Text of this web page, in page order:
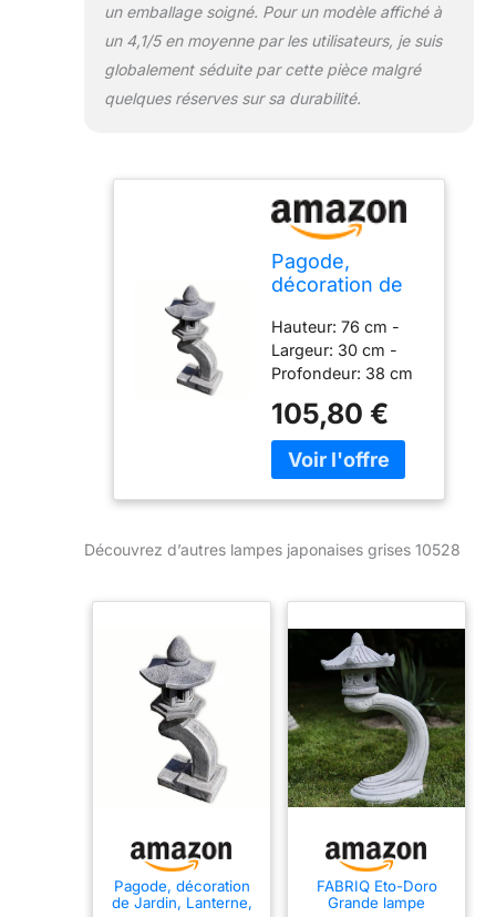
un emballage soigné. Pour un modèle affiché à
un 4,1/5 en moyenne par les utilisateurs, je suis
globalement séduite par cette pièce malgré
quelques réserves sur sa durabilité.
Pagode,
décoration de
Lanterne,
Lampe
Japonaise
Grise, 1 Niveau
(10528)
Hauteur: 76 cm -
Largeur: 30 cm -
Profondeur: 38 cm
reconstitué - Poids:
26,5 kg
105,80 €
Découvrez d’autres lampes japonaises grises 10528
Pagode, décoration
de Jardin, Lanterne,
FABRIQ Eto-Doro
Grande lampe